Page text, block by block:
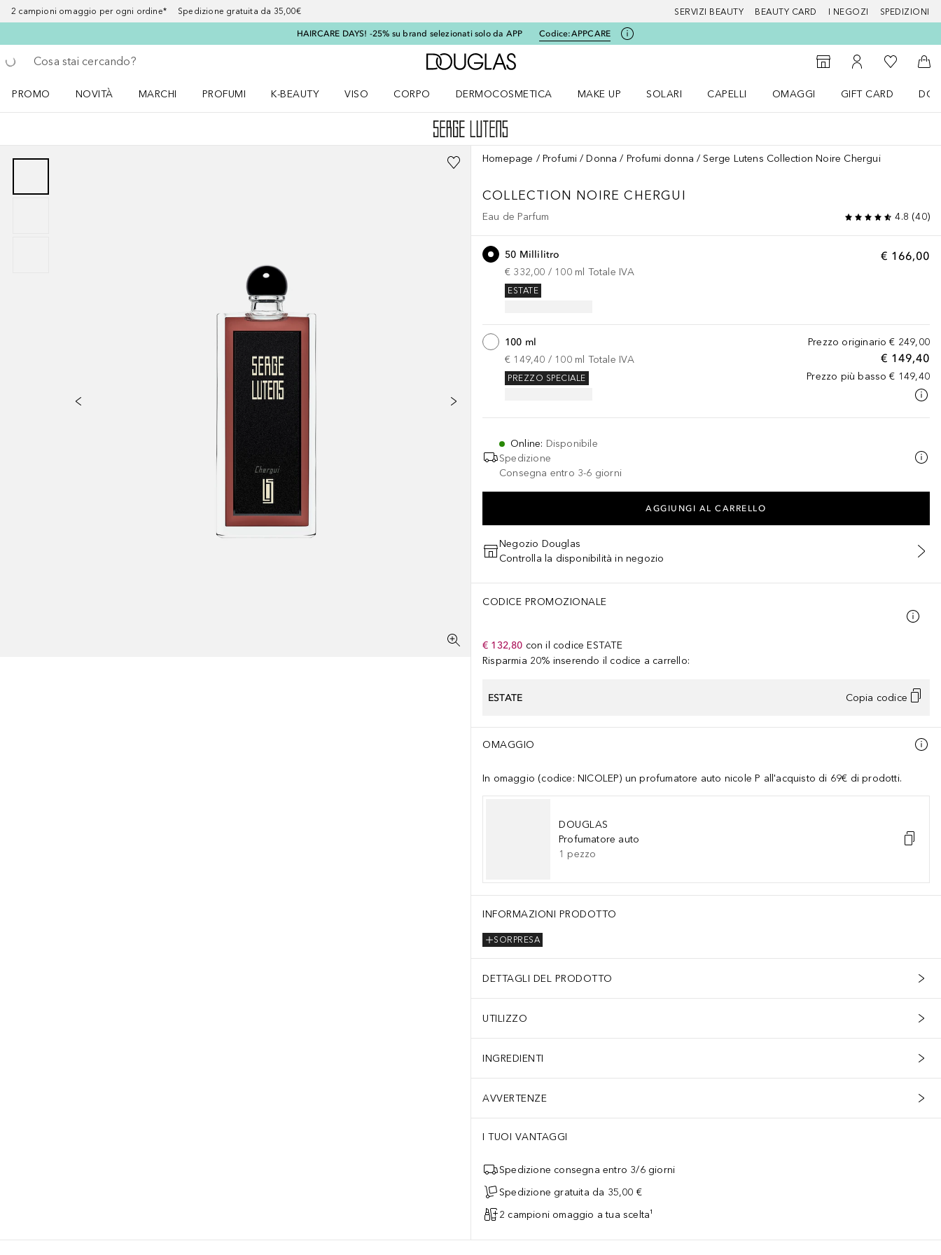
2 campioni omaggio per ogni ordine* Spedizione gratuita da 35,00€ SERVIZI BEAUTY BEAUTY CARD I NEGOZI SPEDIZIONI
HAIRCARE DAYS! -25% su brand selezionati solo da APP Codice:APPCARE
Torna indietro
Esegui ricerca
A Douglas Home
StorefinderAl Mio Account
Alla Mia
Al
PROMO
NOVITÀ
MARCHI
PROFUMI
K-BEAUTY
VISO
CORPO
DERMOCOSMETICA
MAKE UP
SOLARI
CAPELLI
OMAGGI
GIFT CARD
Homepage Profumi Donna Profumi donna Serge Lutens Collection Noire Chergui
COLLECTION NOIRE CHERGUI
Eau de Parfum 4.8 (40)
€ 166,00
50 Millilitro
€ 332,00 / 100 ml Totale IVA
ESTATE
Prezzo originario € 249,00
€ 149,40
Prezzo più basso € 149,40
100 ml
€ 149,40 / 100 ml Totale IVA
PREZZO SPECIALE
Online: Disponibile
Spedizione
Consegna entro 3-6 giorni
AGGIUNGI AL CARRELLO
Negozio Douglas
Controlla la disponibilità in negozio
CODICE PROMOZIONALE
€ 132,80 con il codice ESTATE
Risparmia 20% inserendo il codice a carrello:
ESTATE Copia codice
OMAGGIO
In omaggio (codice: NICOLEP) un profumatore auto nicole P all'acquisto di 69€ di prodotti.
DOUGLAS
Profumatore auto
1 pezzo
INFORMAZIONI PRODOTTO
SORPRESA
DETTAGLI DEL PRODOTTO
UTILIZZO
INGREDIENTI
AVVERTENZE
I TUOI VANTAGGI
Spedizione consegna entro 3/6 giorni
Spedizione gratuita da 35,00 €
2 campioni omaggio a tua scelta¹